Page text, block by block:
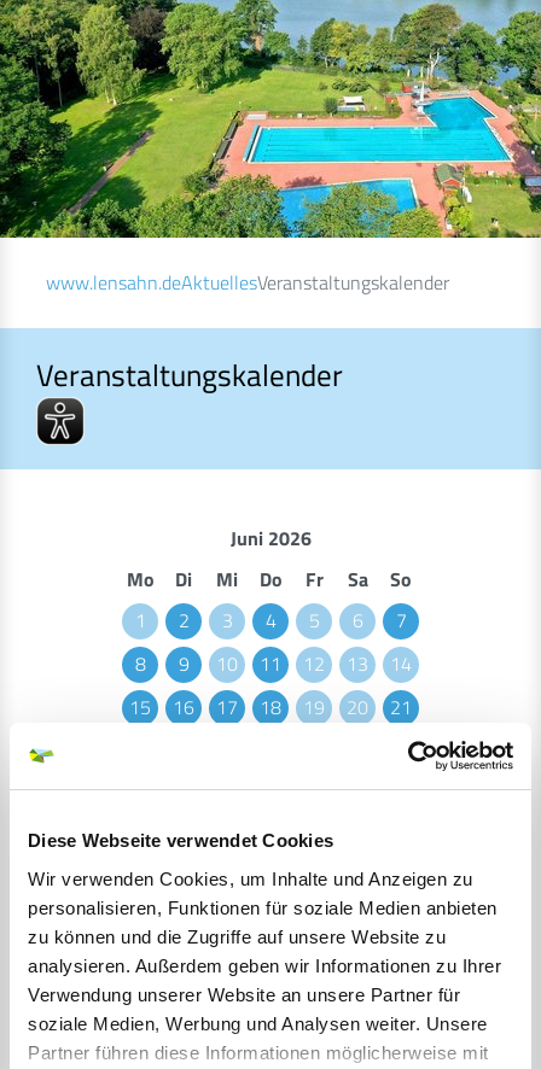
Diese Webseite verwendet Cookies
Wir verwenden Cookies, um Inhalte und Anzeigen zu
personalisieren, Funktionen für soziale Medien anbieten
zu können und die Zugriffe auf unsere Website zu
analysieren. Außerdem geben wir Informationen zu Ihrer
Verwendung unserer Website an unsere Partner für
soziale Medien, Werbung und Analysen weiter. Unsere
Partner führen diese Informationen möglicherweise mit
www.lensahn.deAktuellesVeranstaltungskalender
Veranstaltungskalender
Veranstaltungskalender
Juni 2026
Mo
Di Mi Do Fr Sa
So
1
2 3 4 5 6
7
8
9 10 11 12 13
14
15
16 17 18 19 20
21
28
29
30
BITTE GEBEN SIE EINEN SUCHBEGRIFF EIN
MONAT
ORT